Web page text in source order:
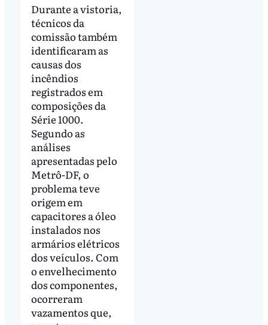
Durante a vistoria,
técnicos da
comissão também
identificaram as
causas dos
incêndios
registrados em
composições da
Série 1000.
Segundo as
análises
apresentadas pelo
Metrô-DF, o
problema teve
origem em
capacitores a óleo
instalados nos
armários elétricos
dos veículos. Com
o envelhecimento
dos componentes,
ocorreram
vazamentos que,